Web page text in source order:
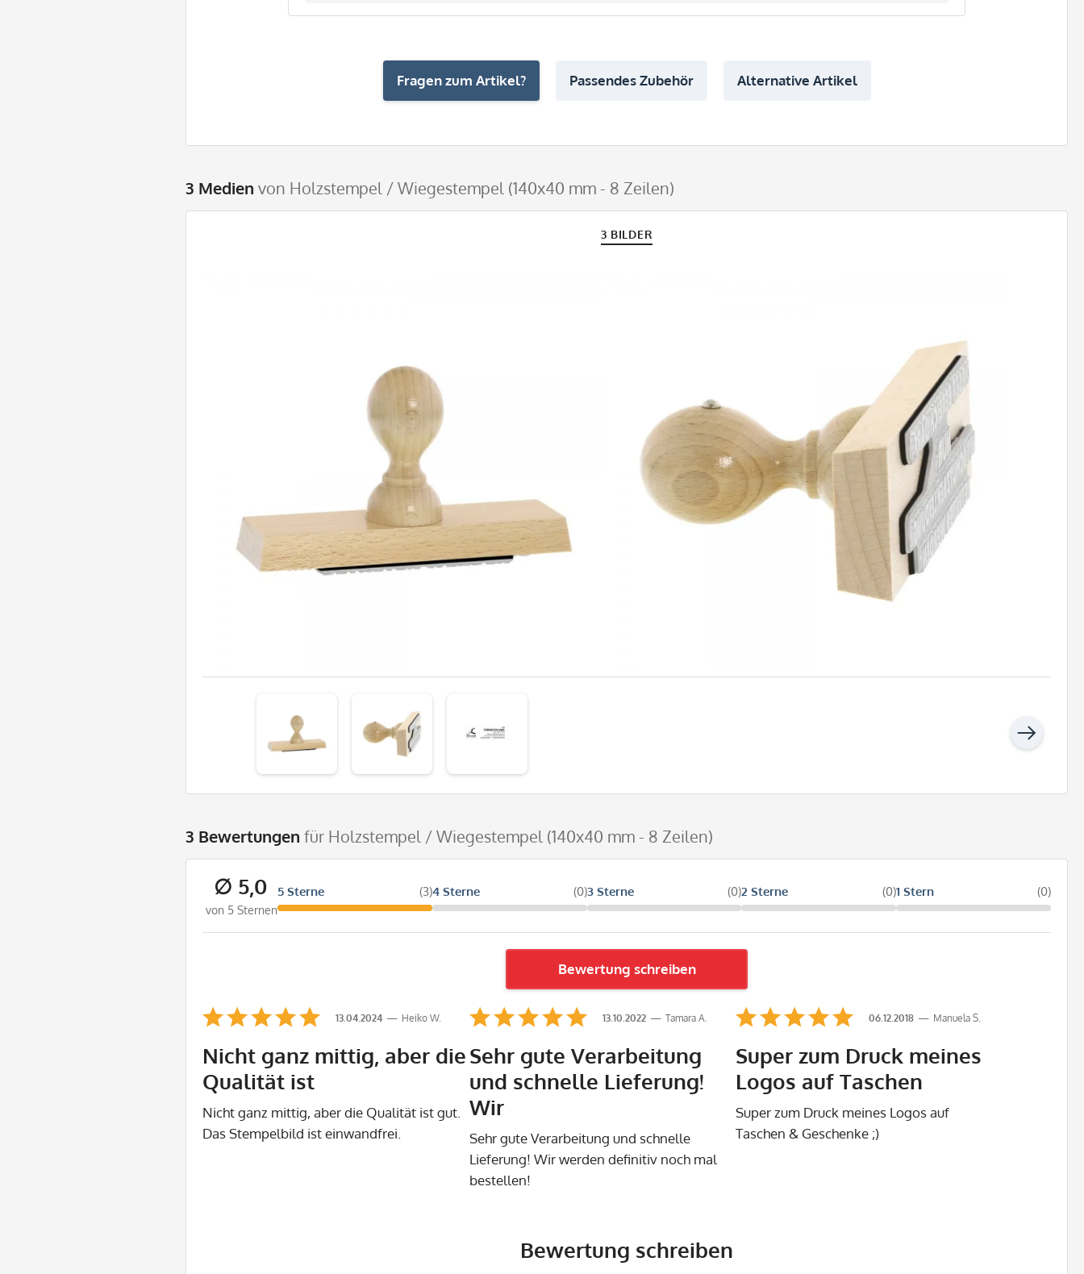
Fragen zum Artikel? Passendes Zubehör Alternative Artikel
3 Medien von Holzstempel / Wiegestempel (140x40 mm - 8 Zeilen)
3 BILDER
3 Bewertungen für Holzstempel / Wiegestempel (140x40 mm - 8 Zeilen)
∅ 5,0
von 5 Sternen
5 Sterne (3)4 Sterne (0)3 Sterne (0)2 Sterne (0)1 Stern (0)
Bewertung schreiben
Heiko W.
13.04.2024
Nicht ganz mittig, aber die
Qualität ist
Nicht ganz mittig, aber die Qualität ist gut.
Das Stempelbild ist einwandfrei.
Tamara A.
13.10.2022
Sehr gute Verarbeitung
und schnelle Lieferung!
Wir
Sehr gute Verarbeitung und schnelle
Lieferung! Wir werden definitiv noch mal
bestellen!
Manuela S.
06.12.2018
Super zum Druck meines
Logos auf Taschen
Super zum Druck meines Logos auf
Taschen & Geschenke ;)
Bewertung schreiben